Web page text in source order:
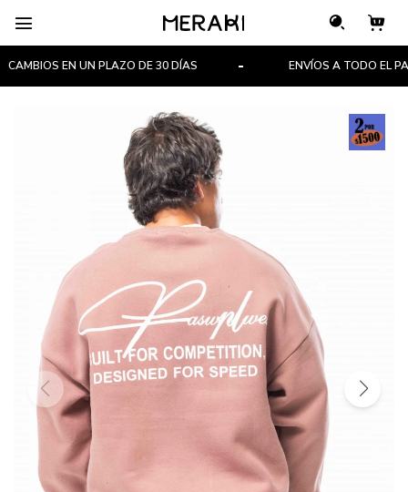

EN UN PLAZO DE 30 DÍAS ENVÍOS A TODO EL PAÍS